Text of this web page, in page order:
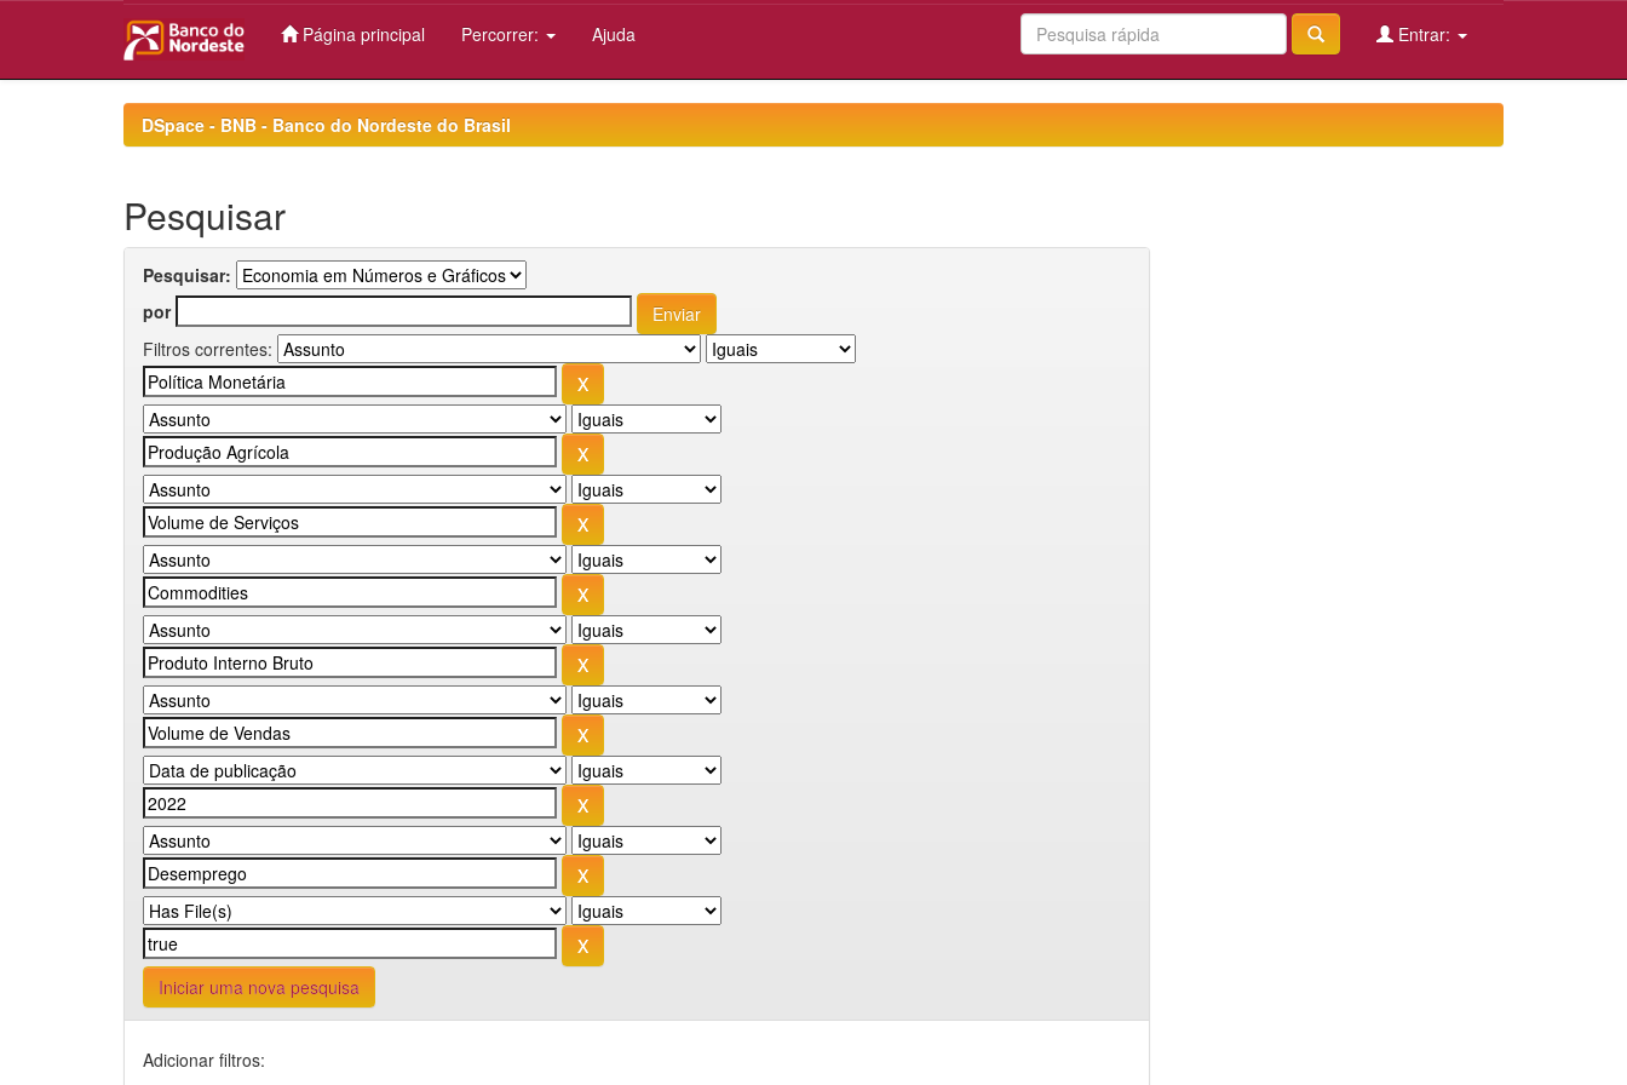
Página principal Percorrer: Ajuda Entrar:
DSpace - BNB - Banco do Nordeste do Brasil
Pesquisar
Pesquisar:
por
Filtros correntes:
Iniciar uma nova pesquisa
Adicionar filtros: